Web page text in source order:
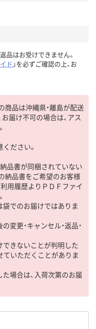
品はお受けできません。
ド 」を必ずご確認の上、お
品は沖縄県・離島が配送
届け不可の場合は、アス
ださい。
品書が同梱されていない
納品書をご希望のお客様
用履歴よりＰＤＦファイ
袋でのお届けではありま
変更・キャンセル・返品・
できないことが判明した
ていただくことがありま
場合は、入荷次第のお届